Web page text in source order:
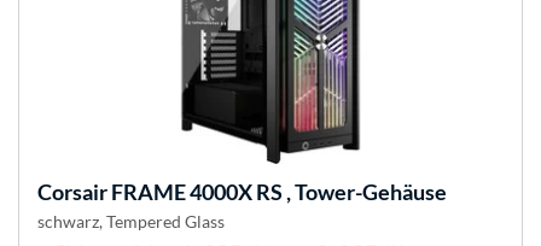
CorsairFRAME 4000X RS , Tower-Gehäuse
schwarz, Tempered Glass